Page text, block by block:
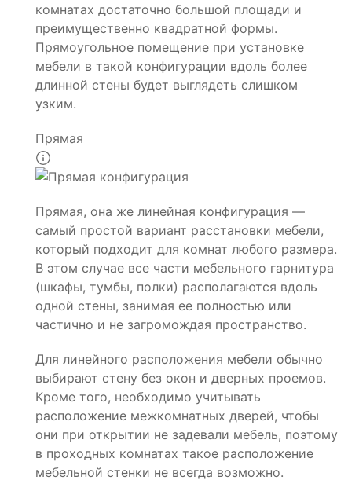
комнатах достаточно большой площади и
преимущественно квадратной формы.
Прямоугольное помещение при установке
мебели в такой конфигурации вдоль более
длинной стены будет выглядеть слишком
узким.
Прямая
Прямая, она же линейная конфигурация —
самый простой вариант расстановки мебели,
который подходит для комнат любого размера.
В этом случае все части мебельного гарнитура
(шкафы, тумбы, полки) располагаются вдоль
одной стены, занимая ее полностью или
частично и не загромождая пространство.
Для линейного расположения мебели обычно
выбирают стену без окон и дверных проемов.
Кроме того, необходимо учитывать
расположение межкомнатных дверей, чтобы
они при открытии не задевали мебель, поэтому
в проходных комнатах такое расположение
мебельной стенки не всегда возможно.